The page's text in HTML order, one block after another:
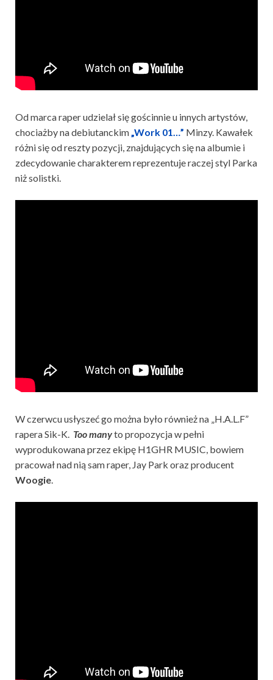
Od marca raper udzielał się gościnnie u innych artystów,
chociażby na debiutanckim„Work 01…” Minzy. Kawałek
różni się od reszty pozycji, znajdujących się na albumie i
zdecydowanie charakterem reprezentuje raczej styl Parka
niż solistki.
W czerwcu usłyszeć go można było również na „H.A.L.F”
rapera Sik-K. Too manyto propozycja w pełni
wyprodukowana przez ekipę H1GHR MUSIC, bowiem
pracował nad nią sam raper, Jay Park oraz producent
Woogie.